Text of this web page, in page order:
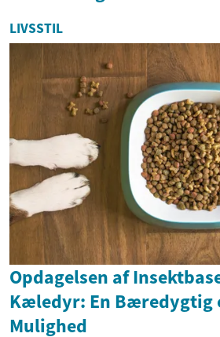
LIVSSTIL
Opdagelsen af
Kæledyr: En Bæredygtig
Mulighed